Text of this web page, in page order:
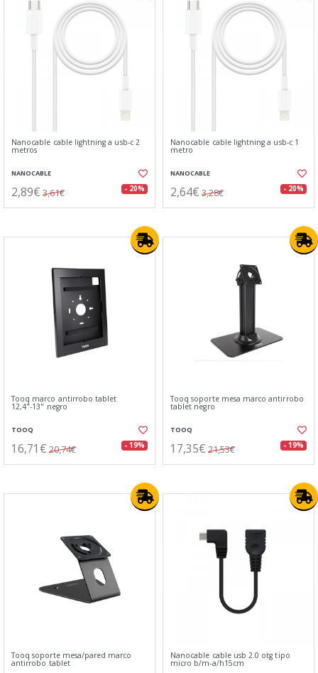
Nanocable cable lightning a usb-c 2
metros
NANOCABLE
2,89€ 3,61€ - 20%
Nanocable cable lightning a usb-c 1
metro
NANOCABLE
2,64€ 3,28€ - 20%
Tooq marco antirrobo tablet
12,4"-13" negro
TOOQ
16,71€ 20,74€ - 19%
Tooq soporte mesa marco antirrobo
tablet negro
TOOQ
17,35€ 21,53€ - 19%
Tooq soporte mesa/pared marco
antirrobo tablet
Nanocable cable usb 2.0 otg tipo
micro b/m-a/h15cm